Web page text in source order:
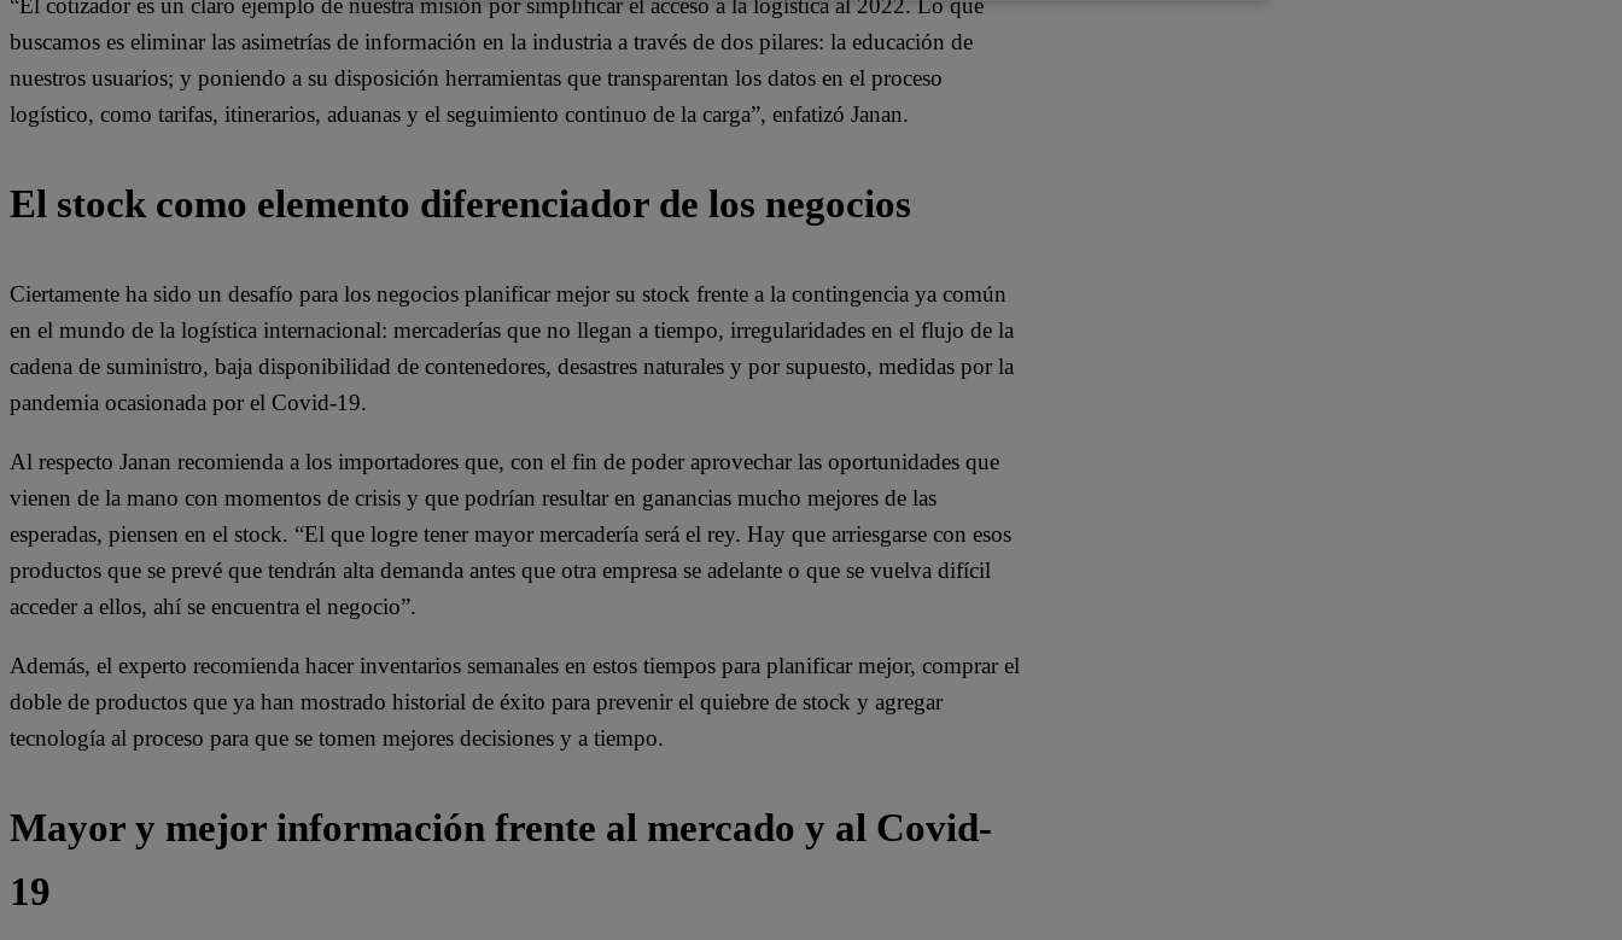
“El cotizador es un claro ejemplo de nuestra misión por simplificar el acceso a la logística al 2022. Lo que
buscamos es eliminar las asimetrías de información en la industria a través de dos pilares: la educación de
nuestros usuarios; y poniendo a su disposición herramientas que transparentan los datos en el proceso
logístico, como tarifas, itinerarios, aduanas y el seguimiento continuo de la carga”, enfatizó Janan.
El stock como elemento diferenciador de los negocios
Ciertamente ha sido un desafío para los negocios planificar mejor su stock frente a la contingencia ya común
en el mundo de la logística internacional: mercaderías que no llegan a tiempo, irregularidades en el flujo de la
cadena de suministro, baja disponibilidad de contenedores, desastres naturales y por supuesto, medidas por la
pandemia ocasionada por el Covid-19.
Al respecto Janan recomienda a los importadores que, con el fin de poder aprovechar las oportunidades que
vienen de la mano con momentos de crisis y que podrían resultar en ganancias mucho mejores de las
esperadas, piensen en el stock. “El que logre tener mayor mercadería será el rey. Hay que arriesgarse con esos
productos que se prevé que tendrán alta demanda antes que otra empresa se adelante o que se vuelva difícil
acceder a ellos, ahí se encuentra el negocio”.
Además, el experto recomienda hacer inventarios semanales en estos tiempos para planificar mejor, comprar el
doble de productos que ya han mostrado historial de éxito para prevenir el quiebre de stock y agregar
tecnología al proceso para que se tomen mejores decisiones y a tiempo.
Mayor y mejor información frente al mercado y al Covid-
19